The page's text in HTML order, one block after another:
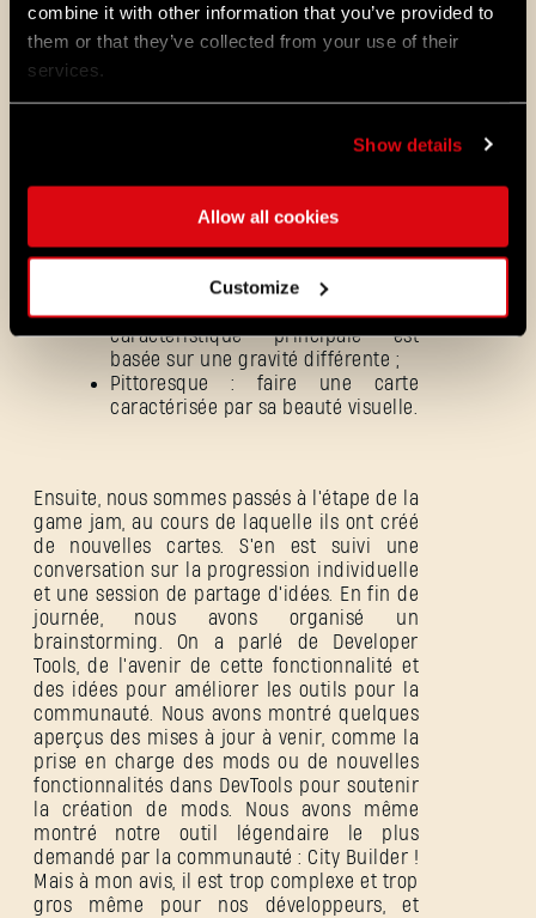
combine it with other information that you’ve provided to
them or that they’ve collected from your use of their
services.
Show details
Allow all cookies
Customize
La seconde partie était consacrée à la
pratique, nos invités ont dû choisir une idée
d'une loterie. Voici quelques exemples :
laquelle la menace principale était
la progression de l'infection ;
Gravité : faire une carte dont la
caractéristique principale est
basée sur une gravité différente ;
Pittoresque : faire une carte
caractérisée par sa beauté visuelle.
Ensuite, nous sommes passés à l'étape de la
game jam, au cours de laquelle ils ont créé
de nouvelles cartes. S'en est suivi une
conversation sur la progression individuelle
et une session de partage d'idées. En fin de
journée, nous avons organisé un
brainstorming. On a parlé de Developer
Tools, de l'avenir de cette fonctionnalité et
des idées pour améliorer les outils pour la
communauté. Nous avons montré quelques
aperçus des mises à jour à venir, comme la
prise en charge des mods ou de nouvelles
fonctionnalités dans DevTools pour soutenir
la création de mods. Nous avons même
montré notre outil légendaire le plus
demandé par la communauté : City Builder !
Mais à mon avis, il est trop complexe et trop
gros même pour nos développeurs, et
Mot de passe oublié ?
SUBMIT
C'est votre première fois sur Dying Light Outpost ?
Créer un compte